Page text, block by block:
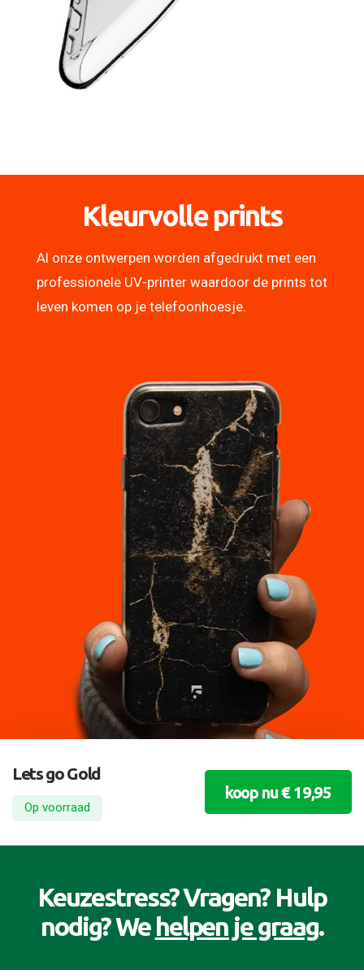
Kleurvolle prints
Al onze ontwerpen worden afgedrukt met een
professionele UV-printer waardoor de prints tot
leven komen op je telefoonhoesje.
Lets go Gold
Op voorraad
koop nu € 19,95
Keuzestress? Vragen? Hulp
nodig? Wehelpen je graag.